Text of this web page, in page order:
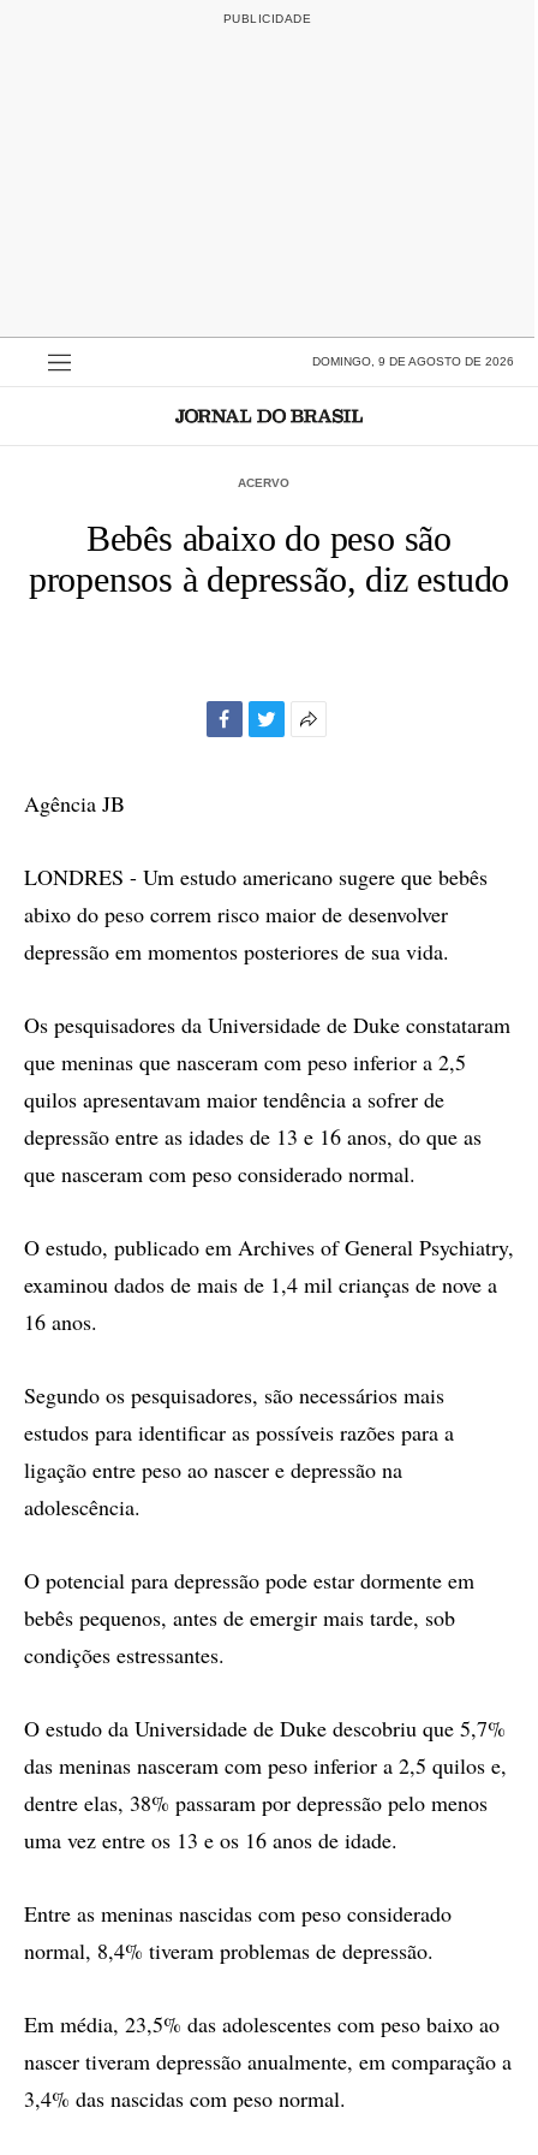
DOMINGO, 9 DE AGOSTO DE 2026
ACERVO
Bebês abaixo do peso são
propensos à depressão, diz estudo
Agência JB
LONDRES - Um estudo americano sugere que bebês
abixo do peso correm risco maior de desenvolver
depressão em momentos posteriores de sua vida.
Os pesquisadores da Universidade de Duke constataram
que meninas que nasceram com peso inferior a 2,5
quilos apresentavam maior tendência a sofrer de
depressão entre as idades de 13 e 16 anos, do que as
que nasceram com peso considerado normal.
O estudo, publicado em Archives of General Psychiatry,
examinou dados de mais de 1,4 mil crianças de nove a
16 anos.
Segundo os pesquisadores, são necessários mais
estudos para identificar as possíveis razões para a
ligação entre peso ao nascer e depressão na
adolescência.
O potencial para depressão pode estar dormente em
bebês pequenos, antes de emergir mais tarde, sob
condições estressantes.
O estudo da Universidade de Duke descobriu que 5,7%
das meninas nasceram com peso inferior a 2,5 quilos e,
dentre elas, 38% passaram por depressão pelo menos
uma vez entre os 13 e os 16 anos de idade.
Entre as meninas nascidas com peso considerado
normal, 8,4% tiveram problemas de depressão.
Em média, 23,5% das adolescentes com peso baixo ao
nascer tiveram depressão anualmente, em comparação a
3,4% das nascidas com peso normal.